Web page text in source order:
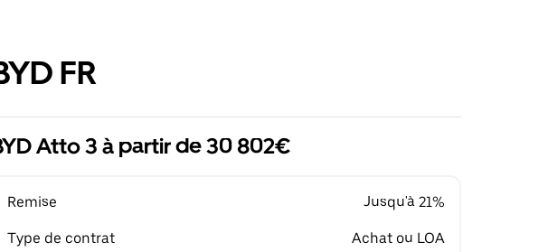
FR
Atto 3 à partir de 30 802€
Remise Jusqu'à 21%
Type de contrat Achat ou LOA